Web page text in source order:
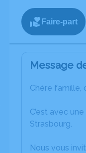
Faire-part
Message
Chère famille,
C’est avec
Strasbourg.
Nous vous